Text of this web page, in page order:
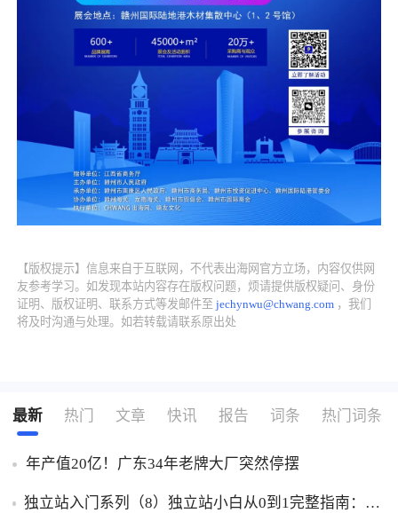
【版权提示】信息来自于互联网，不代表出海网官方立场，内容仅供网
友参考学习。如发现本站内容存在版权问题，烦请提供版权疑问、身份
证明、版权证明、联系方式等发邮件至jechynwu@chwang.com ，我们
将及时沟通与处理。如若转载请联系原出处
最新 热门 文章 快讯 报告 词条 热门词条
年产值20亿！广东34年老牌大厂突然停摆
独立站入门系列（8）独立站小白从0到1完整指南：建